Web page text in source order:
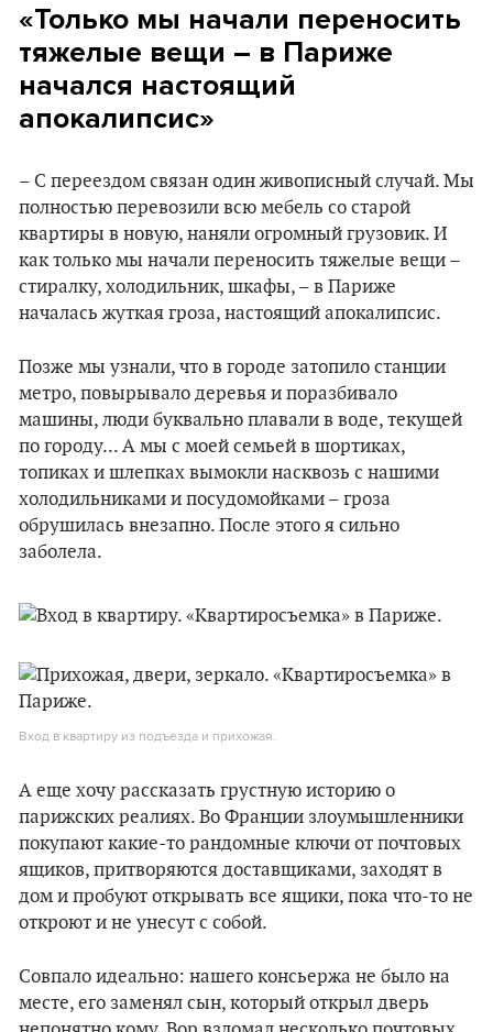
«Только мы начали переносить
тяжелые вещи – в Париже
начался настоящий
апокалипсис»
– С переездом связан один живописный случай. Мы
полностью перевозили всю мебель со старой
квартиры в новую, наняли огромный грузовик. И
как только мы начали переносить тяжелые вещи –
стиралку, холодильник, шкафы, – в Париже
началась жуткая гроза, настоящий апокалипсис.
Позже мы узнали, что в городе затопило станции
метро, повырывало деревья и поразбивало
машины, люди буквально плавали в воде, текущей
по городу... А мы с моей семьей в шортиках,
топиках и шлепках вымокли насквозь с нашими
холодильниками и посудомойками – гроза
обрушилась внезапно. После этого я сильно
заболела.
Вход в квартиру из подъезда и прихожая.
А еще хочу рассказать грустную историю о
парижских реалиях. Во Франции злоумышленники
покупают какие-то рандомные ключи от почтовых
ящиков, притворяются доставщиками, заходят в
дом и пробуют открывать все ящики, пока что-то не
откроют и не унесут с собой.
Совпало идеально: нашего консьержа не было на
месте, его заменял сын, который открыл дверь